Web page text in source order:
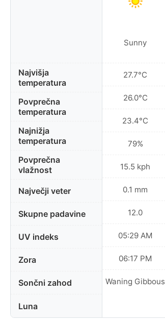
Najvišja
temperatura
Povprečna
temperatura
Najnižja
temperatura
Povprečna
vlažnost
Največji veter
Skupne padavine
UV indeks
Zora
Sončni zahod
Luna
Sunny
27.7°C
26.0°C
23.4°C
79%
15.5 kph
0.1 mm
12.0
05:29 AM
06:17 PM
Waning Gibbous